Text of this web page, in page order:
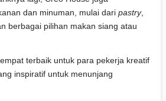
dan minuman, mulai dari pastry,
berbagai pilihan makan siang atau
terbaik untuk para pekerja kreatif
inspiratif untuk menunjang